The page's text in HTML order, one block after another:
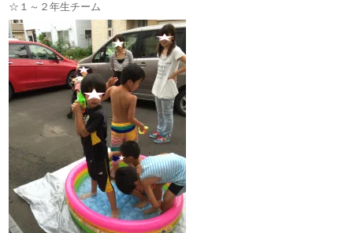
☆１～２年生チーム